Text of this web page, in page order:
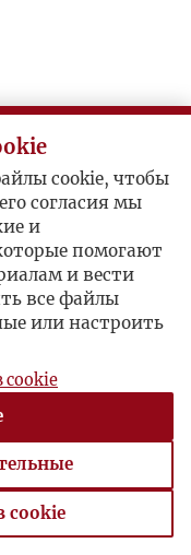
cookie, чтобы
согласия мы
и
помогают
и вести
все файлы
или настроить
cookie
cookie